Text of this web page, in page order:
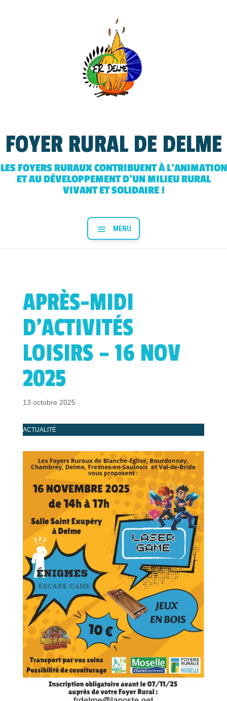
FOYER RURAL DE DELME
LES FOYERS RURAUX CONTRIBUENT À L’ANIMATION
ET AU DÉVELOPPEMENT D’UN MILIEU RURAL
VIVANT ET SOLIDAIRE !
APRÈS-MIDI
D’ACTIVITÉS
LOISIRS – 16 NOV
2025
13 octobre 2025
ACTUALITÉ